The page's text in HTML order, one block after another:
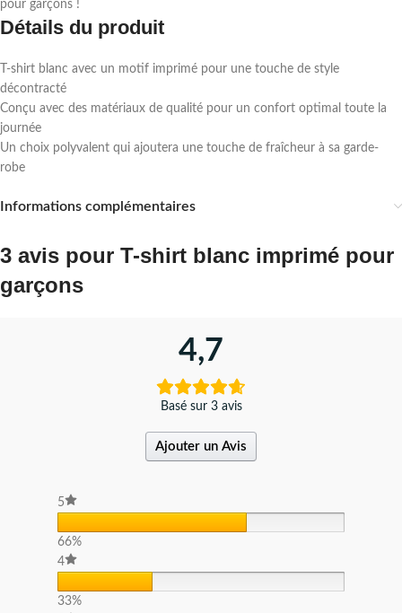
pour garçons !
Détails du produit
T-shirt blanc avec un motif imprimé pour une touche de style
décontracté
Conçu avec des matériaux de qualité pour un confort optimal toute la
journée
Un choix polyvalent qui ajoutera une touche de fraîcheur à sa garde-
robe
Informations complémentaires
3 avis pour T-shirt blanc imprimé pour
garçons
4,7
Basé sur 3 avis
Ajouter un Avis
5
66%
4
33%